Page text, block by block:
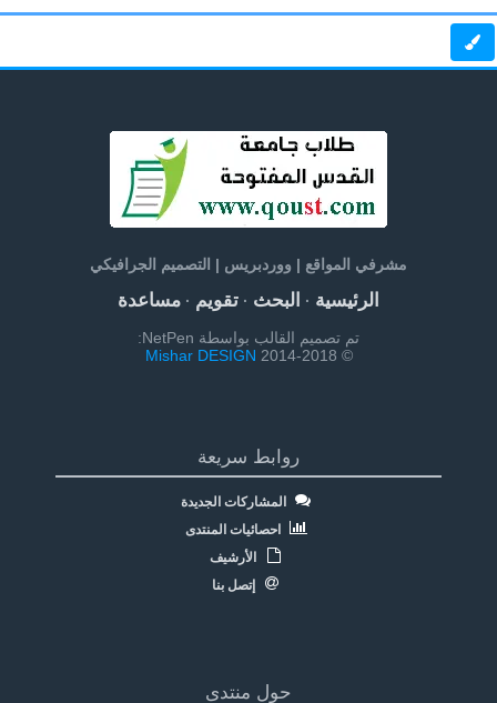
مشرفي المواقع | ووردبريس | التصميم الجرافيكي
الرئيسية· البحث· تقويم· مساعدة
تم تصميم القالب بواسطة NetPen:
© 2014-2018
Mishar DESIGN
روابط سريعة
المشاركات الجديدة
احصائيات المنتدى
الأرشيف
إتصل بنا
حول منتدى